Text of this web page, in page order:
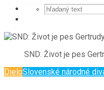
SND: Život je pes
DieloSlovenské národné